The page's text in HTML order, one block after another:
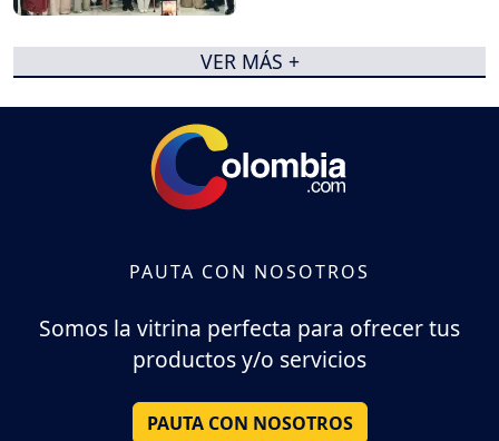
VER MÁS +
PAUTA CON NOSOTROS
Somos la vitrina perfecta para ofrecer tus
productos y/o servicios
PAUTA CON NOSOTROS